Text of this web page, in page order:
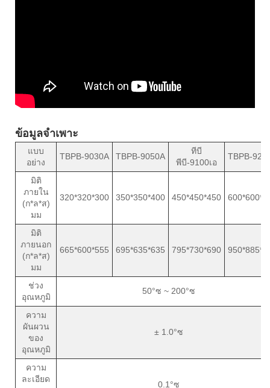
ข้อมูลจำเพาะ
แบบ
อย่าง
TBPB-9030A TBPB-9050A
ทีบี
พีบี-9100เอ
TBPB-
มิติ
ภายใน
(ก*ล*ส)
มม
320*320*300 350*350*400 450*450*450
มิติ
ภายนอก
(ก*ล*ส)
มม
665*600*555 695*635*635 795*730*690
ช่วง
อุณหภูมิ
50°ซ ~ 200°ซ
ความ
ผันผวน
ของ
อุณหภูมิ
± 1.0°ซ
ความ
ละเอียด
0.1°ซ